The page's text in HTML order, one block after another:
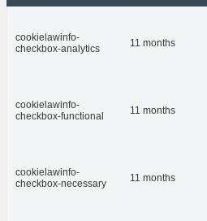
cookielawinfo-
checkbox-analytics
11 months
cookielawinfo-
checkbox-functional
11 months
cookielawinfo-
checkbox-necessary
11 months